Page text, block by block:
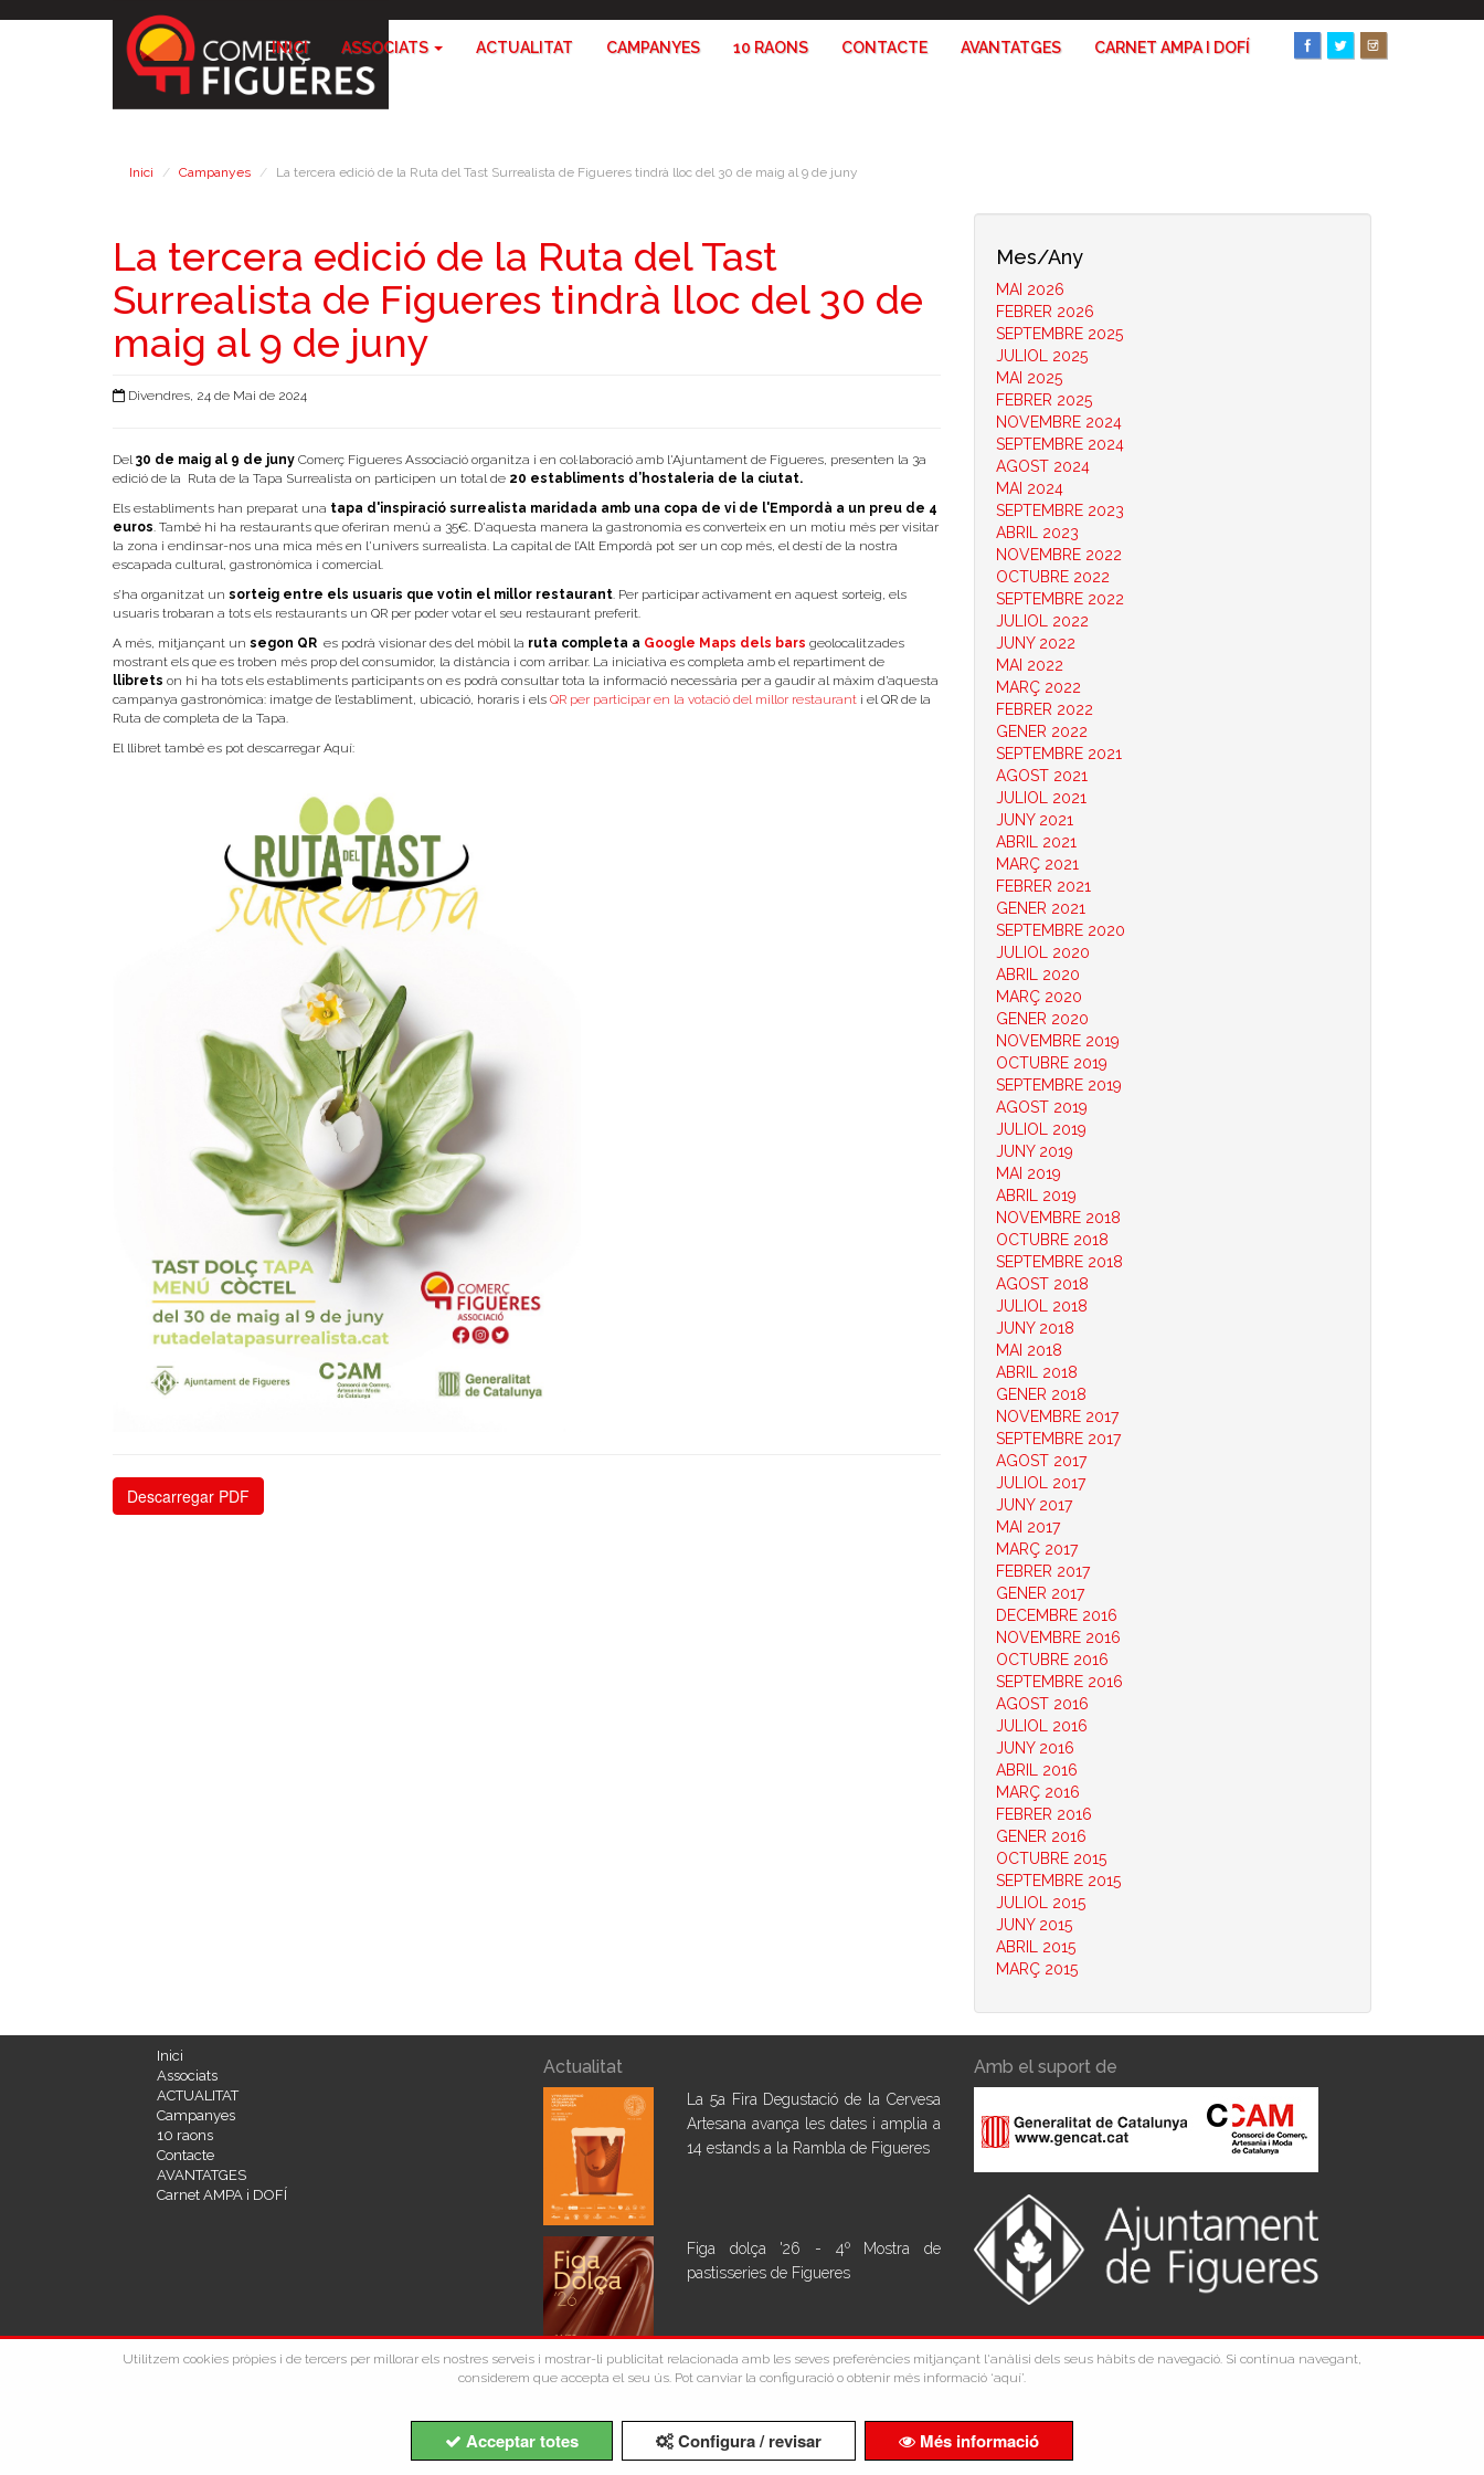
INICI ASSOCIATS ACTUALITAT CAMPANYES 10 RAONS CONTACTE AVANTATGES CARNET AMPA I DOFÍ
Inici Campanyes La tercera edició de la Ruta del Tast Surrealista de Figueres tindrà lloc del 30 de maig al 9 de juny
La tercera edició de la Ruta del Tast
Surrealista de Figueres tindrà lloc del 30 de
maig al 9 de juny
Divendres, 24 de Mai de 2024
Del30 de maig al 9 de juny Comerç Figueres Associació organitza i en col·laboració amb l'Ajuntament de Figueres, presenten la 3a
edició de la Ruta de la Tapa Surrealista on participen un total de 20 establiments d’hostaleria de la ciutat.
Els establiments han preparat una tapa d'inspiració surrealista maridada amb una copa de vi de l'Empordà a un preu de 4
euros. També hi ha restaurants que oferiran menú a 35€. D'aquesta manera la gastronomia es converteix en un motiu més per visitar
la zona i endinsar-nos una mica més en l'univers surrealista. La capital de l’Alt Empordà pot ser un cop més, el destí de la nostra
escapada cultural, gastronòmica i comercial.
s’ha organitzat un sorteig entre els usuaris que votin el millor restaurant. Per participar activament en aquest sorteig, els
usuaris trobaran a tots els restaurants un QR per poder votar el seu restaurant preferit.
A més, mitjançant un segon QR es podrà visionar des del mòbil la ruta completa a Google Maps dels bars geolocalitzades
mostrant els que es troben més prop del consumidor, la distància i com arribar. La iniciativa es completa amb el repartiment de
llibrets on hi ha tots els establiments participants on es podrà consultar tota la informació necessària per a gaudir al màxim d’aquesta
campanya gastronòmica: imatge de l’establiment, ubicació, horaris i els QR per participar en la votació del millor restaurant i el QR de la
Ruta de completa de la Tapa.
El llibret també es pot descarregar Aquí:
Descarregar PDF
Mes/Any
MAI 2026
FEBRER 2026
SEPTEMBRE 2025
JULIOL 2025
MAI 2025
FEBRER 2025
NOVEMBRE 2024
SEPTEMBRE 2024
AGOST 2024
MAI 2024
SEPTEMBRE 2023
ABRIL 2023
NOVEMBRE 2022
OCTUBRE 2022
SEPTEMBRE 2022
JULIOL 2022
JUNY 2022
MAI 2022
MARÇ 2022
FEBRER 2022
GENER 2022
SEPTEMBRE 2021
AGOST 2021
JULIOL 2021
JUNY 2021
ABRIL 2021
MARÇ 2021
FEBRER 2021
GENER 2021
SEPTEMBRE 2020
JULIOL 2020
ABRIL 2020
MARÇ 2020
GENER 2020
NOVEMBRE 2019
OCTUBRE 2019
SEPTEMBRE 2019
AGOST 2019
JULIOL 2019
JUNY 2019
MAI 2019
ABRIL 2019
NOVEMBRE 2018
OCTUBRE 2018
SEPTEMBRE 2018
AGOST 2018
JULIOL 2018
JUNY 2018
MAI 2018
ABRIL 2018
GENER 2018
NOVEMBRE 2017
SEPTEMBRE 2017
AGOST 2017
JULIOL 2017
JUNY 2017
MAI 2017
MARÇ 2017
FEBRER 2017
GENER 2017
DECEMBRE 2016
NOVEMBRE 2016
OCTUBRE 2016
SEPTEMBRE 2016
AGOST 2016
JULIOL 2016
JUNY 2016
ABRIL 2016
MARÇ 2016
FEBRER 2016
GENER 2016
OCTUBRE 2015
SEPTEMBRE 2015
JULIOL 2015
JUNY 2015
ABRIL 2015
MARÇ 2015
Inici
Associats
ACTUALITAT
Campanyes
10 raons
Contacte
AVANTATGES
Carnet AMPA i DOFÍ
Actualitat
La 5a Fira Degustació de la Cervesa
Artesana avança les dates i amplia a
14 estands a la Rambla de Figueres
Figa dolça '26 - 4º Mostra de
pastisseries de Figueres
Amb el suport de
Avís Legal
Política de Privacidad Política de Cookies
Utilitzem cookies pròpies i de tercers per millorar els nostres serveis i mostrar-li publicitat relacionada amb les seves preferències mitjançant l'anàlisi dels seus hàbits de navegació. Si contínua navegant,
considerem que accepta el seu ús. Pot canviar la configuració o obtenir més informació ‘aquí’.
Acceptar totes Configura / revisar Més informació